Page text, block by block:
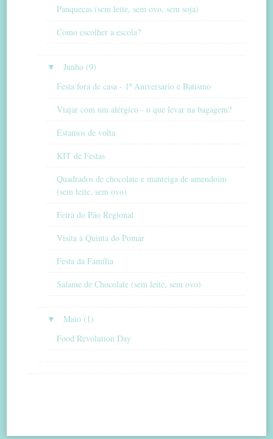
Panquecas (sem leite, sem ovo, sem soja)
Como escolher a escola?
▼
Junho (9)
Festa fora de casa - 1º Aniversário e Batismo
Viajar com um alérgico - o que levar na bagagem?
Estamos de volta
KIT de Festas
Quadrados de chocolate e manteiga de amendoim
(sem leite, sem ovo)
Feira do Pão Regional
Visita à Quinta do Pomar
Festa da Família
Salame de Chocolate (sem leite, sem ovo)
▼
Maio (1)
Food Revolution Day